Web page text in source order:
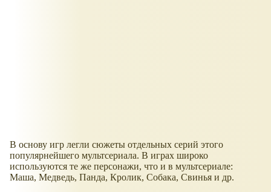
В основу игр легли сюжеты отдельных серий этого
популярнейшего мультсериала. В играх широко
используются те же персонажи, что и в мультсериале:
Маша, Медведь, Панда, Кролик, Собака, Свинья и др.